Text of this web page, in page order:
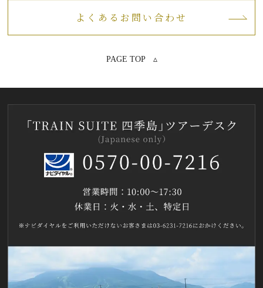
よくあるお問い合わせ
PAGE TOP ▵